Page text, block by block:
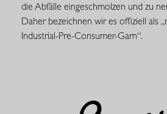
die Abfälle eingeschmolzen und zu
Daher bezeichnen wir es offiziell als
Industrial-Pre-Consumer-Garn“.